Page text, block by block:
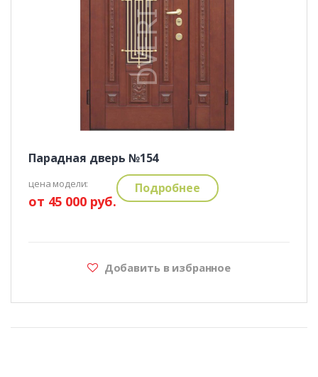
Парадная дверь №154
цена модели:
от 45 000 руб.
Подробнее
Добавить в избранное